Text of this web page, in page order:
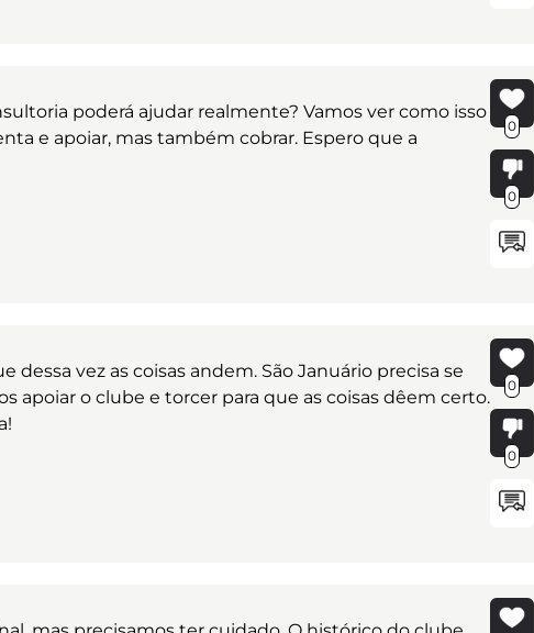
poderá ajudar realmente? Vamos ver como isso
e apoiar, mas também cobrar. Espero que a
0
0
vez as coisas andem. São Januário precisa se
apoiar o clube e torcer para que as coisas dêem certo.
0
0